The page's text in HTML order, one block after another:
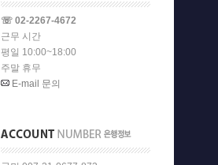
☏ 02-2267-4672
근무 시간
평일 10:00~18:00
주말 휴무
E-mail 문의